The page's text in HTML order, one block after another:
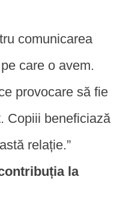
comunicarea
care o avem.
provocare să fie
Copiii beneficiază
relație.”
la